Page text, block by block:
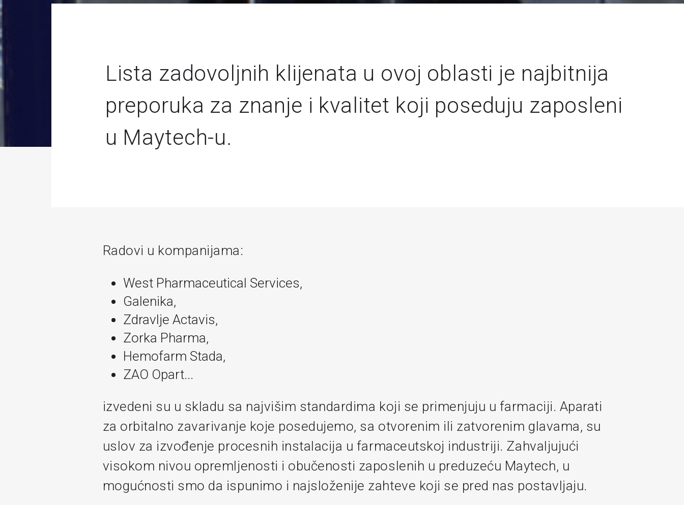
Lista zadovoljnih klijenata u ovoj oblasti je najbitnija
preporuka za znanje i kvalitet koji poseduju zaposleni
u Maytech-u.
Radovi u kompanijama:
West Pharmaceutical Services,
Galenika,
Zdravlje Actavis,
Zorka Pharma,
Hemofarm Stada,
ZAO Opart...
izvedeni su u skladu sa najvišim standardima koji se primenjuju u farmaciji. Aparati
za orbitalno zavarivanje koje posedujemo, sa otvorenim ili zatvorenim glavama, su
uslov za izvođenje procesnih instalacija u farmaceutskoj industriji. Zahvaljujući
visokom nivou opremljenosti i obučenosti zaposlenih u preduzeću Maytech, u
mogućnosti smo da ispunimo i najsloženije zahteve koji se pred nas postavljaju.